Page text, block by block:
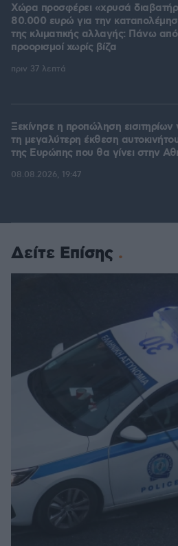
Χώρα προσφέρει «χρυσά
80.000 ευρώ για την
της κλιματικής αλλαγής: Πάνω
προορισμοί χωρίς βίζα
πριν 37 λεπτά
Ξεκίνησε η προπώληση εισιτηρίων
τη μεγαλύτερη έκθεση
της Ευρώπης που θα γίνει στην
08.08.2026, 19:47
Δείτε Επίσης